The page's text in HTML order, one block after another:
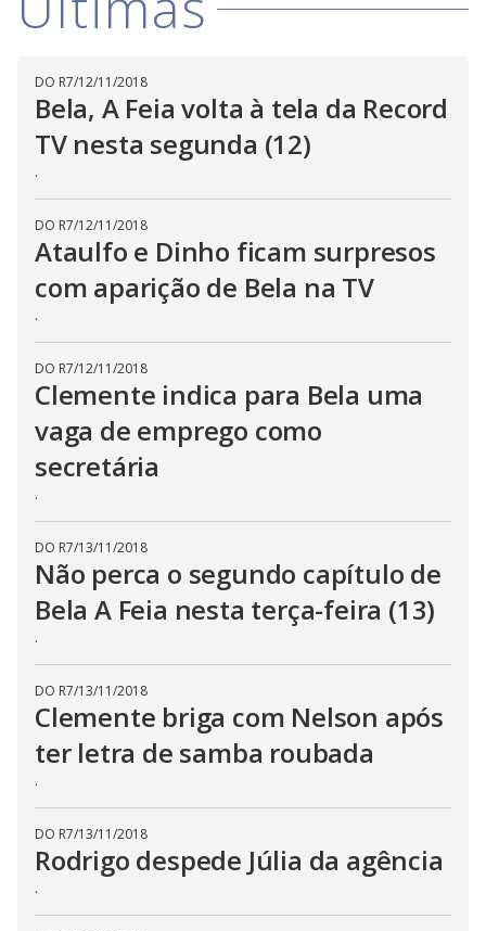
V
i
d
e
o
DO R7/12/11/2018
Bela, A Feia volta à tela da Record
TV nesta segunda (12)
.
DO R7/12/11/2018
Ataulfo e Dinho ficam surpresos
com aparição de Bela na TV
.
DO R7/12/11/2018
Clemente indica para Bela uma
vaga de emprego como
secretária
.
DO R7/13/11/2018
Não perca o segundo capítulo de
Bela A Feia nesta terça-feira (13)
.
DO R7/13/11/2018
Clemente briga com Nelson após
ter letra de samba roubada
.
DO R7/13/11/2018
Rodrigo despede Júlia da agência
.